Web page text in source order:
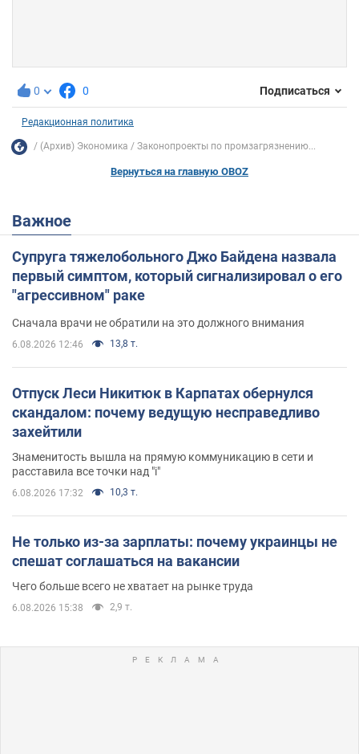
0 0 Подписаться
Редакционная политика
(Архив) Экономика Законопроекты по промзагрязнению...
Вернуться на главную OBOZ
Важное
Супруга тяжелобольного Джо Байдена назвала
первый симптом, который сигнализировал о его
"агрессивном" раке
Сначала врачи не обратили на это должного внимания
6.08.2026 12:46 13,8 т.
Отпуск Леси Никитюк в Карпатах обернулся
скандалом: почему ведущую несправедливо
захейтили
Знаменитость вышла на прямую коммуникацию в сети и
расставила все точки над "i"
6.08.2026 17:32 10,3 т.
Не только из-за зарплаты: почему украинцы не
спешат соглашаться на вакансии
Чего больше всего не хватает на рынке труда
6.08.2026 15:38 2,9 т.